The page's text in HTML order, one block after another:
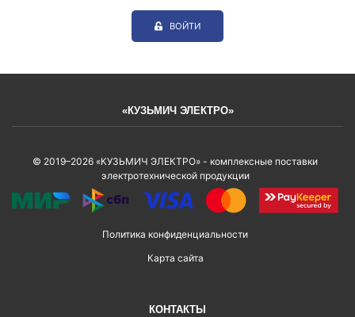
ВОЙТИ
«КУЗЬМИЧ ЭЛЕКТРО»
© 2019–2026 «КУЗЬМИЧ ЭЛЕКТРО» - комплексные поставки
электротехнической продукции
Политика конфиденциальности
Карта сайта
КОНТАКТЫ